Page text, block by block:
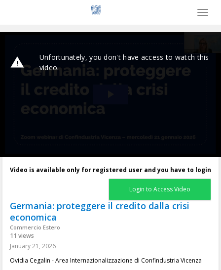
Toggle
Video is available only for registered user and you have to login
Login to Access Video
Germania: proteggere il credito dalla crisi
economica
Commercio Estero
11 views
January 21, 2026
Ovidia Cegalin - Area Internazionalizzazione di Confindustria Vicenza